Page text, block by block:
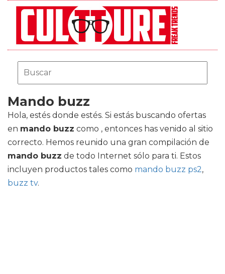
Mando buzz
Hola, estés donde estés. Si estás buscando ofertas
en mando buzz como , entonces has venido al sitio
correcto. Hemos reunido una gran compilación de
mando buzz de todo Internet sólo para ti. Estos
incluyen productos tales como mando buzz ps2,
buzz tv.